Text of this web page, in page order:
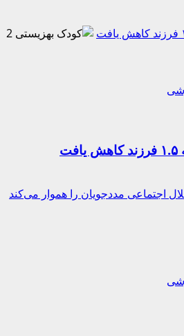
2
اجتماعی مددجویان را هموار می‌کند